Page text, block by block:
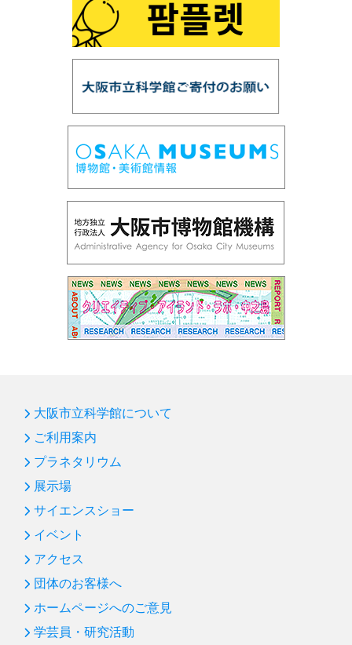
大阪市立科学館について
ご利用案内
プラネタリウム
展示場
サイエンスショー
イベント
アクセス
団体のお客様へ
ホームページへのご意見
学芸員・研究活動